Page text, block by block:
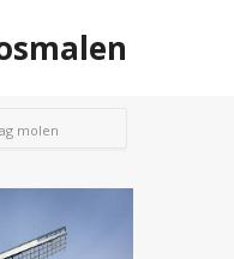
molen